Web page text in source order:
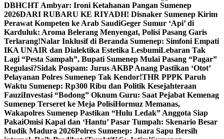
DBHCHT Ambyar: Ironi Ketahanan Pangan Sumenep
2026DARI RUBARU KE RIYADH! Disnaker Sumenep Kirim
Perawat Kompeten ke Arab SaudiGeger Sumur ‘Api’ di
Karduluk: Aroma Belerang Menyengat, Polisi Pasang Garis
Terlarang!Nalar Inklusif di Beranda Sumenep: Simfoni Empati
IKA UNAIR dan Dialektika Estetika LesbumiLebaran Tak
Lagi “Pesta Sampah”, Bupati Sumenep Mulai Pasang “Pagar”
Regulasi?Sidak Pospam: Jurus AKBP Anang Pastikan ‘Otot’
Pelayanan Polres Sumenep Tak Kendor!THR PPPK Paruh
Waktu Sumenep: Rp300 Ribu dan Politik Kesejahteraan
FauziInvestasi “Bodong” Oknum Guru: Saat Pejabat Kemenag
Sumenep Terseret ke Meja PolisiHormuz Memanas,
Wakapolres Sumenep Pastikan “Hulu Ledak” Anggota Siap
PakaiOmisi Kapal dan ‘Hantu’ Pasar Tumpah: Skenario Besar
Mudik Madura 2026Polres Sumenep: Juara Sapu Bersih